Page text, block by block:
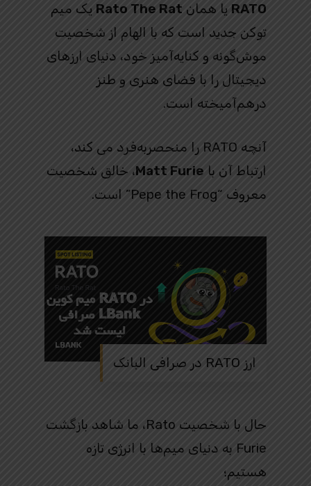
RATO یا همان Rato The Rat یک میم‌
توکن جدید است که با الهام از شخصیت
موش‌گونه و کنایه‌آمیز خود، دنیای ارزهای
دیجیتال را با فضای هنری و طنز
درهم‌آمیخته است.
آنچه RATO را منحصربه‌فرد می‌ کند،
ارتباط آن با Matt Furie، خالق شخصیت
معروف “Pepe the Frog” است.
ارز RATO در صرافی البانک
حال با شخصیت Rato، ما شاهد بازگشت
Furie به دنیای میم‌ها با انرژی تازه
هستیم؛